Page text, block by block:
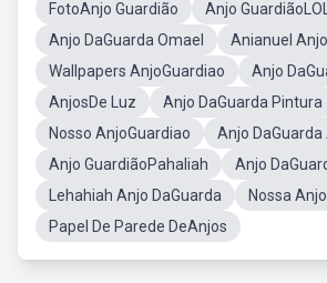
FotoAnjo Guardião
Anjo GuardiãoLOL
Anjo DaGuarda Omael
Anianuel
Wallpapers AnjoGuardiao
Anjo
AnjosDe Luz
Anjo DaGuarda Pintura
Nosso AnjoGuardiao
Anjo
Anjo GuardiãoPahaliah
Anjo
Lehahiah Anjo DaGuarda
Nossa
Papel De Parede DeAnjos